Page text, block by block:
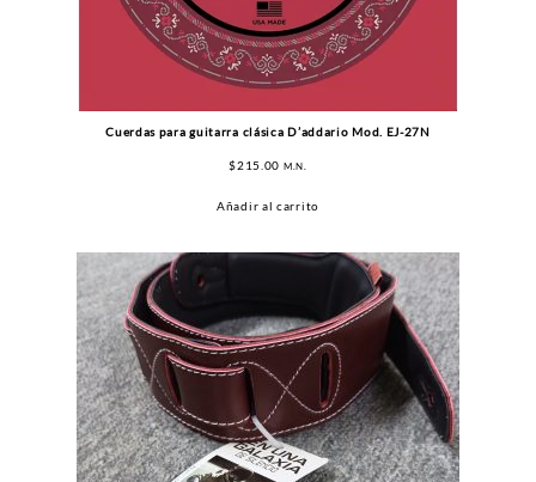
Cuerdas para guitarra clásica D’addario Mod. EJ-27N
$215.00 M.N.
Añadir al carrito